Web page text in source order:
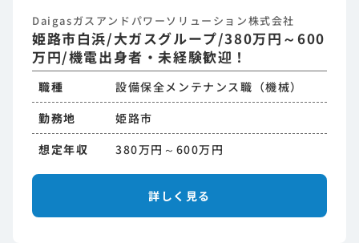
Daigasガスアンドパワーソリューション株式会社
姫路市白浜/大ガスグループ/380万円～600
万円/機電出身者・未経験歓迎！
職種
設備保全メンテナンス職（機械）
勤務地
姫路市
想定年収
380万円～600万円
詳しく見る